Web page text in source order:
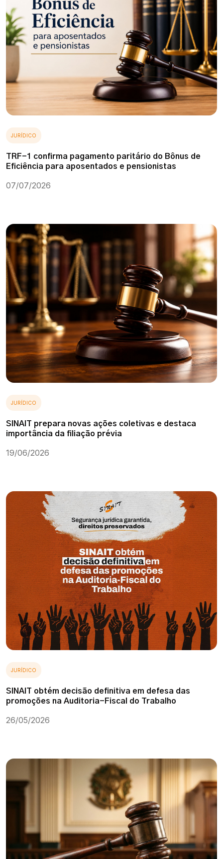
JURÍDICO
TRF-1 confirma pagamento paritário do Bônus de
Eficiência para aposentados e pensionistas
07/07/2026
JURÍDICO
SINAIT prepara novas ações coletivas e destaca
importância da filiação prévia
19/06/2026
JURÍDICO
SINAIT obtém decisão definitiva em defesa das
promoções na Auditoria-Fiscal do Trabalho
26/05/2026